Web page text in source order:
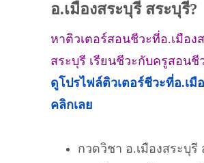
อ.เมืองสระบุรี สระบุรี?
หาติวเตอร์สอนชีวะที่อ.เมือง
สระบุรี เรียนชีวะกับครูสอน
ดูโปรไฟล์ติวเตอร์ชีวะที่อ.เมื
คลิกเลย
กวดวิชา อ.เมืองสระบุรี